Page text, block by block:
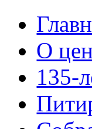
О
135-